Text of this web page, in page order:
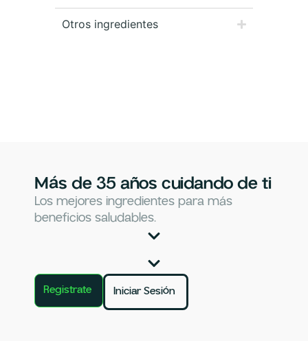
Otros ingredientes
Más de 35 años cuidando de ti
Los mejores ingredientes para más
beneficios saludables.
Registrate Iniciar Sesión